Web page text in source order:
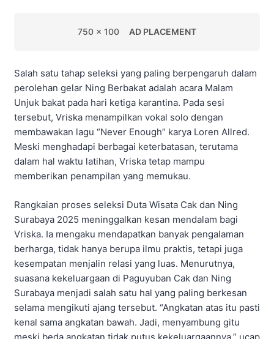
750 x 100 AD PLACEMENT
Salah satu tahap seleksi yang paling berpengaruh dalam
perolehan gelar Ning Berbakat adalah acara Malam
Unjuk bakat pada hari ketiga karantina. Pada sesi
tersebut, Vriska menampilkan vokal solo dengan
membawakan lagu “Never Enough” karya Loren Allred.
Meski menghadapi berbagai keterbatasan, terutama
dalam hal waktu latihan, Vriska tetap mampu
memberikan penampilan yang memukau.
Rangkaian proses seleksi Duta Wisata Cak dan Ning
Surabaya 2025 meninggalkan kesan mendalam bagi
Vriska. Ia mengaku mendapatkan banyak pengalaman
berharga, tidak hanya berupa ilmu praktis, tetapi juga
kesempatan menjalin relasi yang luas. Menurutnya,
suasana kekeluargaan di Paguyuban Cak dan Ning
Surabaya menjadi salah satu hal yang paling berkesan
selama mengikuti ajang tersebut. “Angkatan atas itu pasti
kenal sama angkatan bawah. Jadi, menyambung gitu